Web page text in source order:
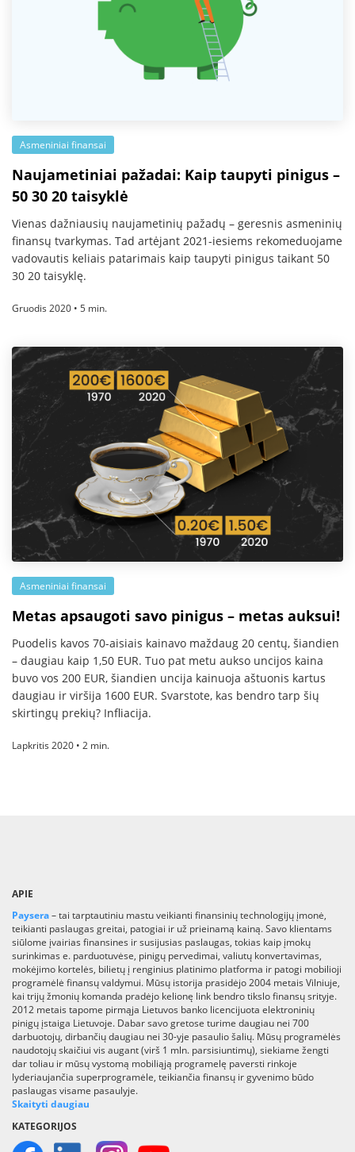
Asmeniniai finansai
Naujametiniai pažadai: Kaip taupyti pinigus –
50 30 20 taisyklė
Vienas dažniausių naujametinių pažadų – geresnis asmeninių
finansų tvarkymas. Tad artėjant 2021-iesiems rekomeduojame
vadovautis keliais patarimais kaip taupyti pinigus taikant 50
30 20 taisyklę.
Gruodis 2020 • 5 min.
Asmeniniai finansai
Metas apsaugoti savo pinigus – metas auksui!
Puodelis kavos 70-aisiais kainavo maždaug 20 centų, šiandien
– daugiau kaip 1,50 EUR. Tuo pat metu aukso uncijos kaina
buvo vos 200 EUR, šiandien uncija kainuoja aštuonis kartus
daugiau ir viršija 1600 EUR. Svarstote, kas bendro tarp šių
skirtingų prekių? Infliacija.
Lapkritis 2020 • 2 min.
APIE
Paysera– tai tarptautiniu mastu veikianti finansinių technologijų įmonė,
teikianti paslaugas greitai, patogiai ir už prieinamą kainą. Savo klientams
siūlome įvairias finansines ir susijusias paslaugas, tokias kaip įmokų
surinkimas e. parduotuvėse, pinigų pervedimai, valiutų konvertavimas,
mokėjimo kortelės, bilietų į renginius platinimo platforma ir patogi mobilioji
programėlė finansų valdymui. Mūsų istorija prasidėjo 2004 metais Vilniuje,
kai trijų žmonių komanda pradėjo kelionę link bendro tikslo finansų srityje.
2012 metais tapome pirmąja Lietuvos banko licencijuota elektroninių
pinigų įstaiga Lietuvoje. Dabar savo gretose turime daugiau nei 700
darbuotojų, dirbančių daugiau nei 30-yje pasaulio šalių. Mūsų programėlės
naudotojų skaičiui vis augant (virš 1 mln. parsisiuntimų), siekiame žengti
dar toliau ir mūsų vystomą mobiliąją programelę paversti rinkoje
lyderiaujančia superprogramėle, teikiančia finansų ir gyvenimo būdo
paslaugas visame pasaulyje.
Skaityti daugiau
KATEGORIJOS